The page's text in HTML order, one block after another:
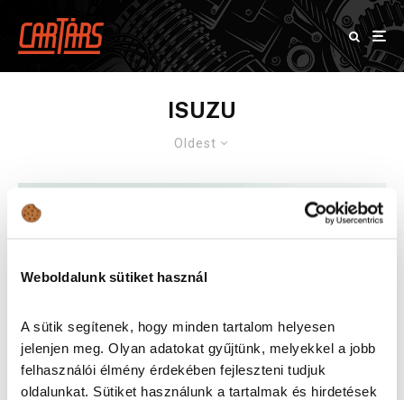
Weboldalunk sütiket használ
A sütik segítenek, hogy minden tartalom helyesen
jelenjen meg. Olyan adatokat gyűjtünk, melyekkel a jobb
felhasználói élmény érdekében fejleszteni tudjuk
oldalunkat. Sütiket használunk a tartalmak és hirdetések
ISUZU
Oldest